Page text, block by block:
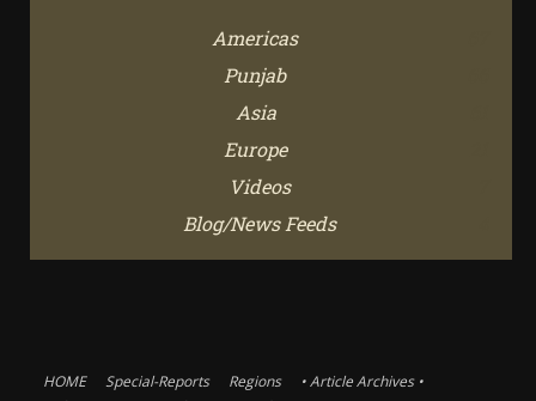
Americas
Punjab
Asia
Europe
Videos
Blog/News Feeds
HOME Special-Reports Regions
• Article Archives •